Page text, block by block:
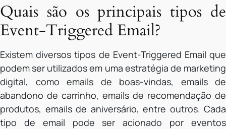
Quais são os principais tipos de
Event-Triggered Email?
Existem diversos tipos de Event-Triggered Email que
podem ser utilizados em uma estratégia de marketing
digital, como emails de boas-vindas, emails de
abandono de carrinho, emails de recomendação de
produtos, emails de aniversário, entre outros. Cada
tipo de email pode ser acionado por eventos